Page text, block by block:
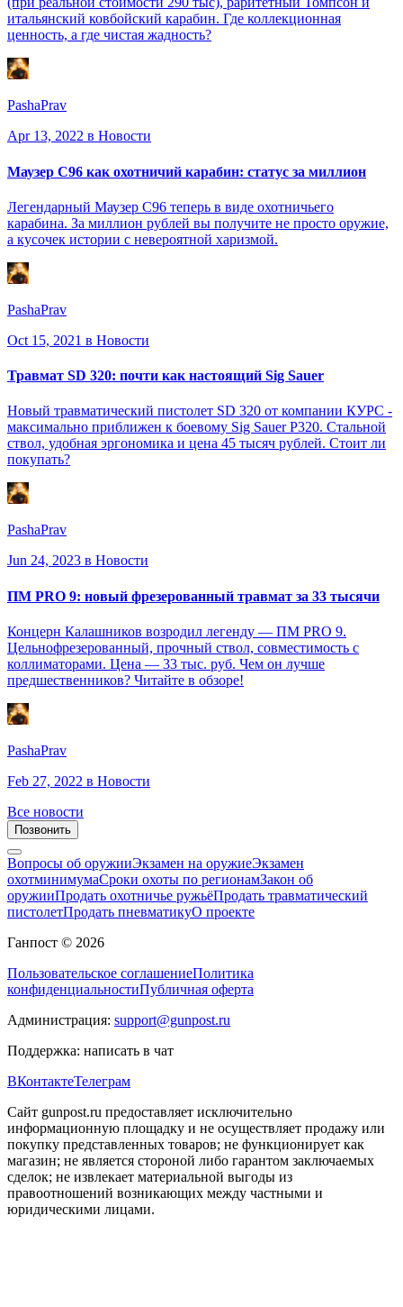
итальянский ковбойский карабин. Где коллекционная
ценность, а где чистая жадность?
PashaPrav
Apr 13, 2022 в Новости
Маузер С96 как охотничий карабин: статус за миллион
Легендарный Маузер С96 теперь в виде охотничьего
карабина. За миллион рублей вы получите не просто оружие,
а кусочек истории с невероятной харизмой.
PashaPrav
Oct 15, 2021 в Новости
Травмат SD 320: почти как настоящий Sig Sauer
Новый травматический пистолет SD 320 от компании КУРС -
максимально приближен к боевому Sig Sauer P320. Стальной
ствол, удобная эргономика и цена 45 тысяч рублей. Стоит ли
покупать?
PashaPrav
Jun 24, 2023 в Новости
ПМ PRO 9: новый фрезерованный травмат за 33 тысячи
Концерн Калашников возродил легенду — ПМ PRO 9.
Цельнофрезерованный, прочный ствол, совместимость с
коллиматорами. Цена — 33 тыс. руб. Чем он лучше
предшественников? Читайте в обзоре!
PashaPrav
Feb 27, 2022 в Новости
Все новости
Позвонить
Вопросы об оружииЭкзамен на оружиеЭкзамен
охотминимумаСроки охоты по регионамЗакон об
оружииПродать охотничье ружьёПродать травматический
пистолетПродать пневматикуО проекте
Ганпост © 2026
Пользовательское соглашениеПолитика
конфиденциальностиПубличная оферта
Администрация: support@gunpost.ru
Поддержка: написать в чат
ВКонтактеТелеграм
Сайт gunpost.ru предоставляет исключительно
информационную площадку и не осуществляет продажу или
покупку представленных товаров; не функционирует как
магазин; не является стороной либо гарантом заключаемых
сделок; не извлекает материальной выгоды из
правоотношений возникающих между частными и
юридическими лицами.